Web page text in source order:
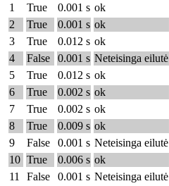
1
True 0.001 s ok
2
True 0.001 s ok
3
True 0.012 s ok
4
False 0.001 s Neteisinga eilutė
5
True 0.012 s ok
6
True 0.002 s ok
7
True 0.002 s ok
8
True 0.009 s ok
9
False 0.001 s Neteisinga eilutė
10 True 0.006 s ok
11
False 0.001 s Neteisinga eilutė